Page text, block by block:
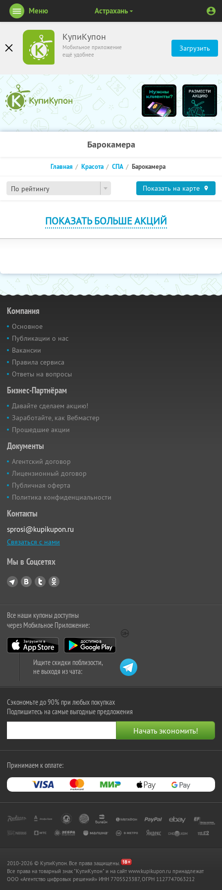
КупиКупон
Мобильное приложение
ещё удобнее
Загрузить
Меню Астрахань
Барокамера
По рейтингу
Главная Красота СПА Барокамера
Показать на карте
ПОКАЗАТЬ БОЛЬШЕ АКЦИЙ
Компания
Основное
Публикации о нас
Вакансии
Правила сервиса
Ответы на вопросы
Бизнес-Партнёрам
Давайте сделаем акцию!
Заработайте, как Вебмастер
Прошедшие акции
Документы
Агентский договор
Лицензионный договор
Публичная оферта
Политика конфиденциальности
Контакты
sprosi@kupikupon.ru
Связаться с нами
Мы в Соцсетях
Все наши купоны доступны
через Мобильное Приложение:
Ищите скидки поблизости,
не выходя из чата:
Сэкономьте до 90% при любых покупках
Подпишитесь на самые выгодные предложения
Принимаем к оплате:
2010-2026 © КупиКупон. Все права защищены.
Все права на товарный знак "КупиКупон" и на сайт www.kupikupon.ru принадлежат
OOO «Агентство цифровых решений» ИНН 7705523387, ОГРН 1127747063212